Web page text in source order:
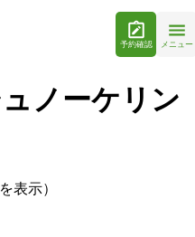
予約確認 メニュー
ノーケリン
表示）